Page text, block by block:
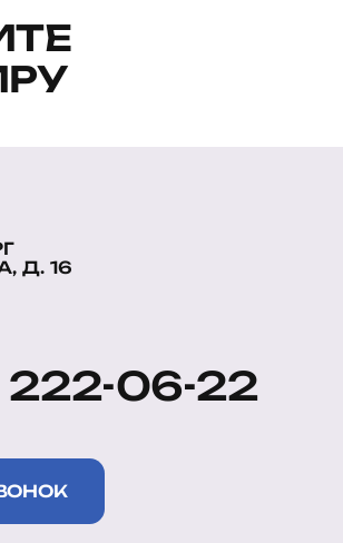
Д. 16
222-06-22